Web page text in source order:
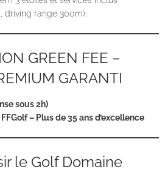
driving range 300m).
GREEN FEE –
GARANTI
sous 2h)
– Plus de 35 ans d’excellence
le Golf Domaine